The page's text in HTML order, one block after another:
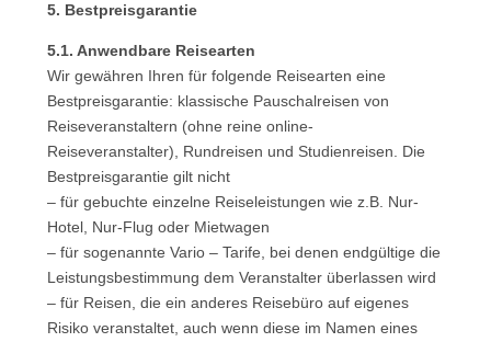
5. Bestpreisgarantie
5.1. Anwendbare Reisearten
Wir gewähren Ihren für folgende Reisearten eine
Bestpreisgarantie: klassische Pauschalreisen von
Reiseveranstaltern (ohne reine online-
Reiseveranstalter), Rundreisen und Studienreisen. Die
Bestpreisgarantie gilt nicht
– für gebuchte einzelne Reiseleistungen wie z.B. Nur-
Hotel, Nur-Flug oder Mietwagen
– für sogenannte Vario – Tarife, bei denen endgültige die
Leistungsbestimmung dem Veranstalter überlassen wird
– für Reisen, die ein anderes Reisebüro auf eigenes
Risiko veranstaltet, auch wenn diese im Namen eines